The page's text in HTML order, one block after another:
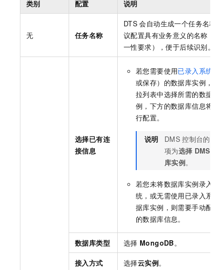
类别 配置 说明
无 任务名称
DTS 会自动生成一个任务名
议配置具有业务意义的名称（
一性要求），便于后续识别。
选择已有连
接信息
若您需要使用已录入系统
或保存）的数据库实例，
拉列表中选择所需的数据
例，下方的数据库信息将
行配置。
说明 DMS 控制台的
项为选择 DMS
库实例。
若您未将数据库实例录入
统，或无需使用已录入系
据库实例，则需要手动配
的数据库信息。
数据库类型 选择 MongoDB。
接入方式 选择云实例。